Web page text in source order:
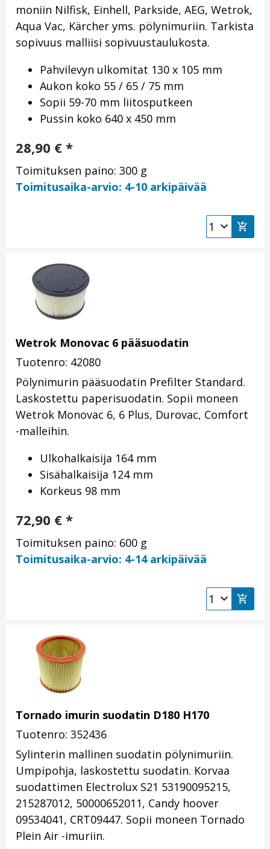
moniin Nilfisk, Einhell, Parkside, AEG, Wetrok,
Aqua Vac, Kärcher yms. pölynimuriin. Tarkista
sopivuus malliisi sopivuustaulukosta.
Pahvilevyn ulkomitat 130 x 105 mm
Aukon koko 55 / 65 / 75 mm
Sopii 59-70 mm liitosputkeen
Pussin koko 640 x 450 mm
28,90 € *
Toimituksen paino: 300 g
Toimitusaika-arvio: 4-10 arkipäivää
Wetrok Monovac 6 pääsuodatin
Tuotenro: 42080
Pölynimurin pääsuodatin Prefilter Standard.
Laskostettu paperisuodatin. Sopii moneen
Wetrok Monovac 6, 6 Plus, Durovac, Comfort
-malleihin.
Ulkohalkaisija 164 mm
Sisähalkaisija 124 mm
Korkeus 98 mm
72,90 € *
Toimituksen paino: 600 g
Toimitusaika-arvio: 4-14 arkipäivää
Tornado imurin suodatin D180 H170
Tuotenro: 352436
Sylinterin mallinen suodatin pölynimuriin.
Umpipohja, laskostettu suodatin. Korvaa
suodattimen Electrolux S21 53190095215,
215287012, 50000652011, Candy hoover
09534041, CRT09447. Sopii moneen Tornado
Plein Air -imuriin.